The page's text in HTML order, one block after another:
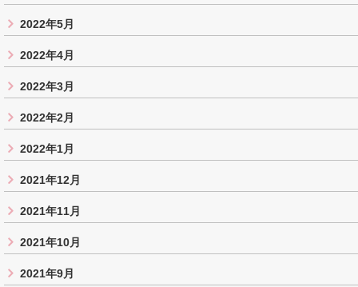
2022年5月
2022年4月
2022年3月
2022年2月
2022年1月
2021年12月
2021年11月
2021年10月
2021年9月